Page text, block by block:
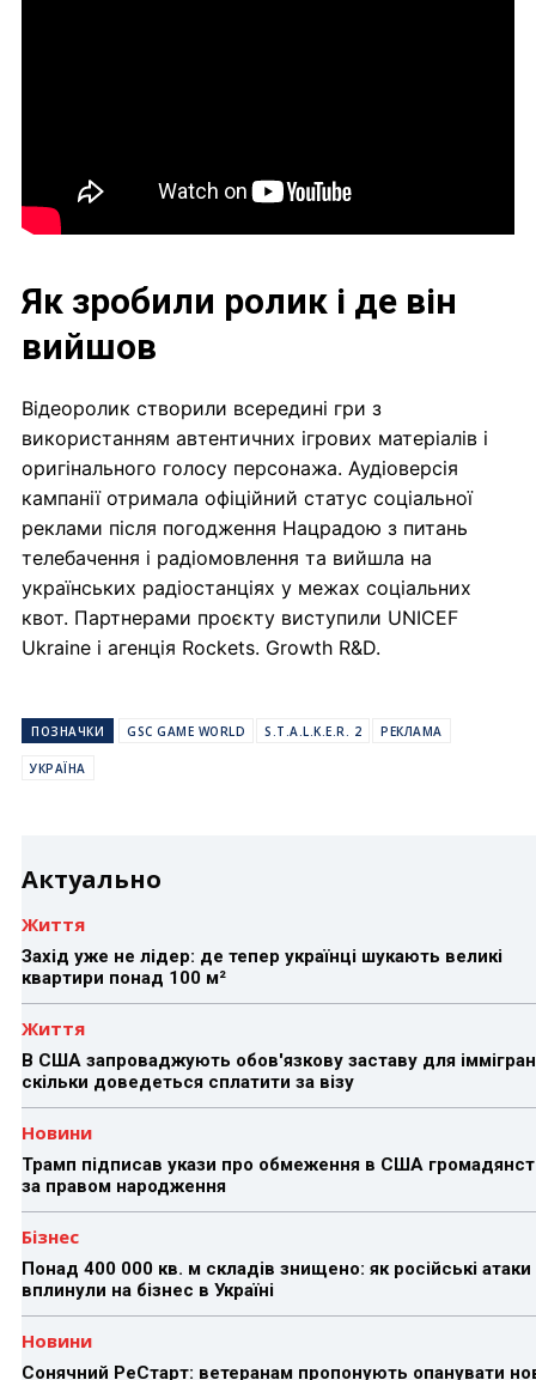
Як зробили ролик і де він
вийшов
Відеоролик створили всередині гри з
використанням автентичних ігрових матеріалів і
оригінального голосу персонажа. Аудіоверсія
кампанії отримала офіційний статус соціальної
реклами після погодження Нацрадою з питань
телебачення і радіомовлення та вийшла на
українських радіостанціях у межах соціальних
квот. Партнерами проєкту виступили UNICEF
Ukraine і агенція Rockets. Growth R&D.
ПОЗНАЧКИ GSC GAME WORLD S.T.A.L.K.E.R. 2 РЕКЛАМА
УКРАЇНА
Актуально
Життя
Захід уже не лідер: де тепер українці шукають великі
квартири понад 100 м²
Життя
В США запроваджують обов'язкову заставу для
скільки доведеться сплатити за візу
Новини
Трамп підписав укази про обмеження в США
за правом народження
Бізнес
Понад 400 000 кв. м складів знищено: як російські атаки
вплинули на бізнес в Україні
Новини
Сонячний РеСтарт: ветеранам пропонують опанувати